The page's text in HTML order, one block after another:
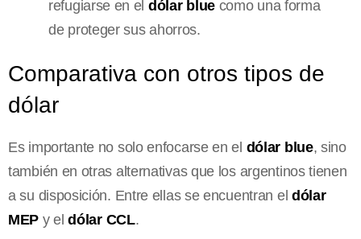
refugiarse en el dólar bluecomo una forma
de proteger sus ahorros.
Comparativa con otros tipos de
dólar
Es importante no solo enfocarse en el dólar blue, sino
también en otras alternativas que los argentinos tienen
a su disposición. Entre ellas se encuentran el dólar
MEP y eldólar CCL.